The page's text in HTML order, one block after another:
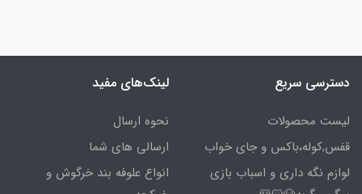
دسترسی سریع
لیست محصولات
قفس,کوله،باکس و جای خواب
لوازم نگه داری و اسباب بازی
لینک‌های مفید
نحوه ارسال
ارسالی های شما
انواع علوفه بند خرگوش و